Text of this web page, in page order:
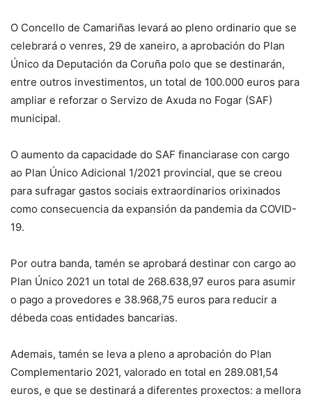
O Concello de Camariñas levará ao pleno ordinario que se
celebrará o venres, 29 de xaneiro, a aprobación do Plan
Único da Deputación da Coruña polo que se destinarán,
entre outros investimentos, un total de 100.000 euros para
ampliar e reforzar o Servizo de Axuda no Fogar (SAF)
municipal.
O aumento da capacidade do SAF financiarase con cargo
ao Plan Único Adicional 1/2021 provincial, que se creou
para sufragar gastos sociais extraordinarios orixinados
como consecuencia da expansión da pandemia da COVID-
19.
Por outra banda, tamén se aprobará destinar con cargo ao
Plan Único 2021 un total de 268.638,97 euros para asumir
o pago a provedores e 38.968,75 euros para reducir a
débeda coas entidades bancarias.
Ademais, tamén se leva a pleno a aprobación do Plan
Complementario 2021, valorado en total en 289.081,54
euros, e que se destinará a diferentes proxectos: a mellora